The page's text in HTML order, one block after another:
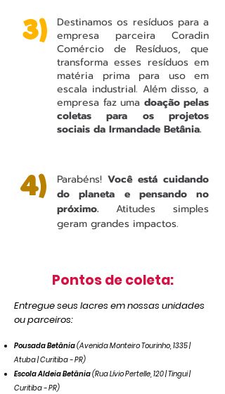
3)
Destinamos os resíduos para a
empresa parceira Coradin
Comércio de Resíduos, que
transforma esses resíduos em
matéria prima para uso em
escala industrial. Além disso, a
empresa faz uma doação pelas
coletas para os projetos
sociais da Irmandade Betânia.
4) Parabéns! Você está cuidando
do planeta e pensando no
próximo. Atitudes simples
geram grandes impactos.
Pontos de coleta:
Entregue seus lacres em nossas unidades
ou parceiros:
Pousada Betânia(Avenida Monteiro Tourinho, 1335 |
Atuba | Curitiba - PR)
Escola Aldeia Betânia(Rua Lívio Pertelle, 120 | Tingui |
Curitiba - PR)